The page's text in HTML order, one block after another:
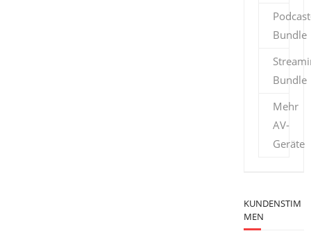
Bundle
Bundle
Mehr
AV-
Geräte
KUNDENSTIM
MEN